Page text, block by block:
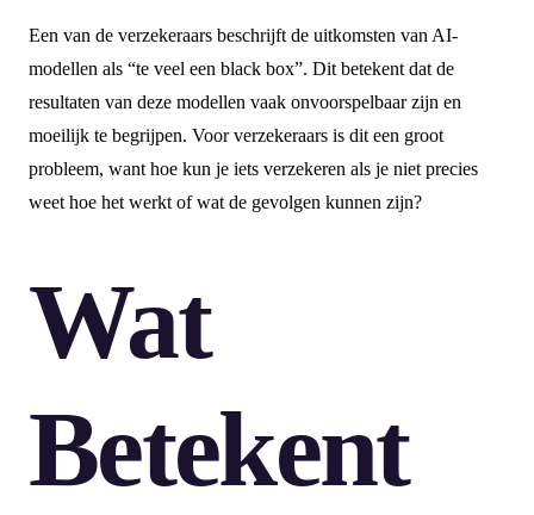
Een van de verzekeraars beschrijft de uitkomsten van AI-
modellen als “te veel een black box”. Dit betekent dat de
resultaten van deze modellen vaak onvoorspelbaar zijn en
moeilijk te begrijpen. Voor verzekeraars is dit een groot
probleem, want hoe kun je iets verzekeren als je niet precies
weet hoe het werkt of wat de gevolgen kunnen zijn?
Wat
Betekent